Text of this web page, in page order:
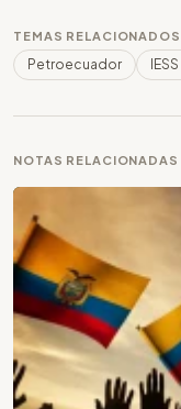
TEMAS RELACIONADOS
Petroecuador
NOTAS RELACIONADAS